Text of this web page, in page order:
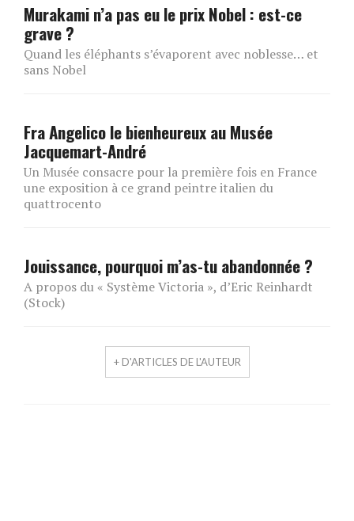
Murakami n’a pas eu le prix Nobel : est-ce
grave ?
Quand les éléphants s’évaporent avec noblesse… et
sans Nobel
Fra Angelico le bienheureux au Musée
Jacquemart-André
Un Musée consacre pour la première fois en France
une exposition à ce grand peintre italien du
quattrocento
Jouissance, pourquoi m’as-tu abandonnée ?
A propos du « Système Victoria », d’Eric Reinhardt
(Stock)
+ D'ARTICLES DE L'AUTEUR